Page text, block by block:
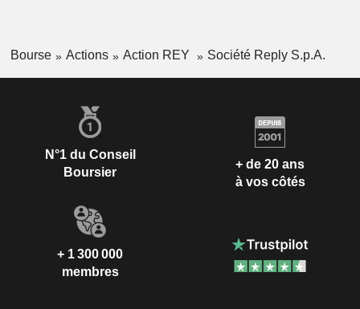
Bourse Actions Action REY Société Reply S.p.A.
N°1 du Conseil
Boursier
+ de 20 ans
à vos côtés
+ 1 300 000
membres